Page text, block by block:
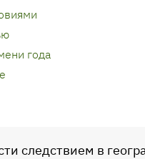
года
следствием в